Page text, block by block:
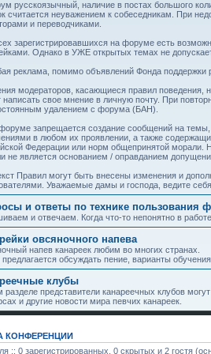
русскоязычный, наличие в постах большого
считается неуважением к собеседникам. При
и переводчиками.
зарегистрировавшихся на форуме есть
Однако в УЖЕ открытых темах не
реклама, помимо объявлений Фонда поддержки
модераторов, касающиеся правил поведения,
написать свое мнение в личную почту. При
удалением с форума (БАН).
запрещается создание сообщений на
в любом их проявлении, а также
Федерации или норм общепринятой морали.
не является основанием / оправданием
Правил могут быть внесены изменения и
Уважаемые дамы и господа, ведите
и ответы по технике пользования
и отвечаем. Когда что-то непонятно в
овсяночного напева
напев канареек любим во многих странах.
обсуждать пение, варианты обучения
клубы
разделе представители канареечных клубов
и другие новости мира певчих канареек.
КОНФЕРЕНЦИИ
:: 0 зарегистрированных, 0 скрытых и 2 гостя